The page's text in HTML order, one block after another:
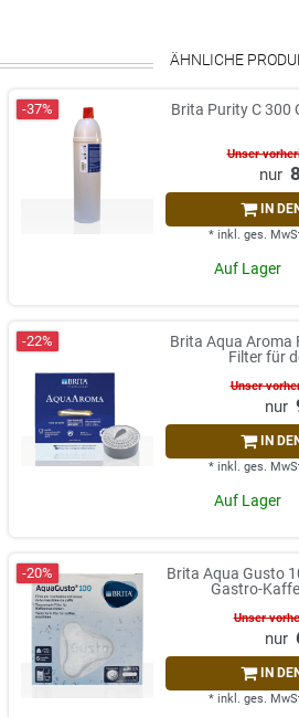
ÄHNLICHE
-37% Brita Purity C 300
Unser
IN
* inkl. ges.
Auf Lager
-22%
Brita Aqua Aroma
Filter für
Unser
IN
* inkl. ges.
Auf Lager
-20%
Brita Aqua Gusto
Gastro-
Unser
IN
* inkl. ges.